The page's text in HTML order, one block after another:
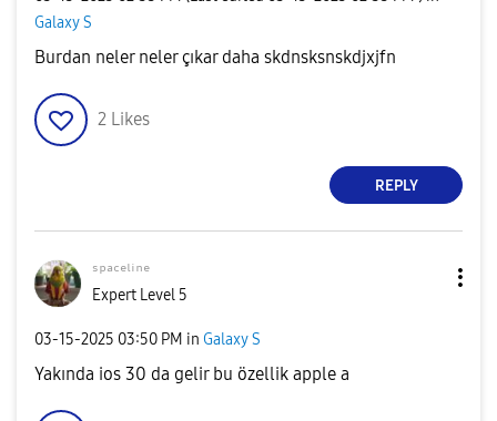
Galaxy S
Burdan neler neler çıkar daha skdnsksnskdjxjfn
2 Likes
REPLY
ˢᵖᵃᶜᵉˡⁱⁿᵉ
Expert Level 5
‎03-15-2025 03:50 PM in Galaxy S
Yakında ios 30 da gelir bu özellik apple a